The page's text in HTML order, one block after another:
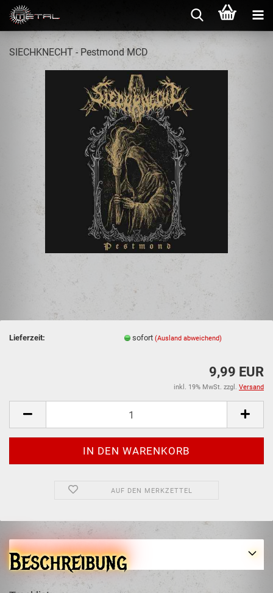
SIECHKNECHT - Pestmond MCD
Lieferzeit: sofort(Ausland abweichend)
9,99 EUR
inkl. 19% MwSt. zzgl. Versand
AUF DEN MERKZETTEL
Beschreibung